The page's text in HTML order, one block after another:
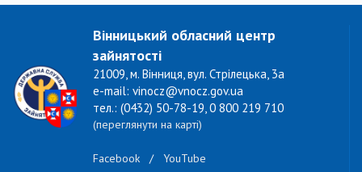
Вінницький обласний центр
зайнятості
21009, м. Вінниця, вул. Стрілецька, 3а
e-mail: vinocz@vnocz.gov.ua
тел.: (0432) 50-78-19, 0 800 219 710
(переглянути на карті)
Facebook / YouTube